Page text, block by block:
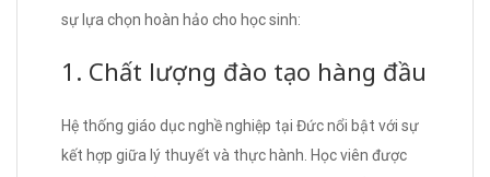
sự lựa chọn hoàn hảo cho học sinh:
1. Chất lượng đào tạo hàng đầu
Hệ thống giáo dục nghề nghiệp tại Đức nổi bật với sự
kết hợp giữa lý thuyết và thực hành. Học viên được